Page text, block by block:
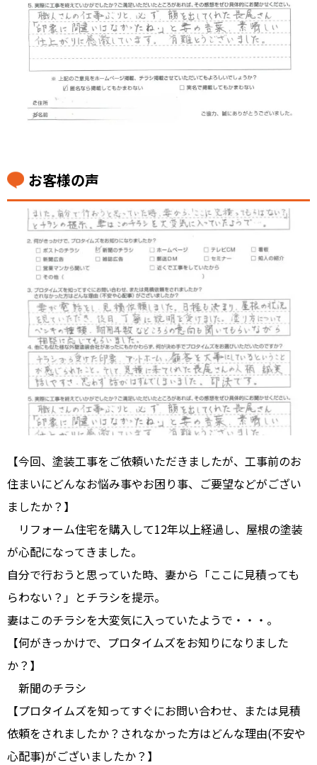
お客様の声
【今回、塗装工事をご依頼いただきましたが、工事前のお
住まいにどんなお悩み事やお困り事、ご要望などがござい
ましたか？】
リフォーム住宅を購入して12年以上経過し、屋根の塗装
が心配になってきました。
自分で行おうと思っていた時、妻から「ここに見積っても
らわない？」とチラシを提示。
妻はこのチラシを大変気に入っていたようで・・・。
【何がきっかけで、プロタイムズをお知りになりました
か？】
新聞のチラシ
【プロタイムズを知ってすぐにお問い合わせ、または見積
依頼をされましたか？されなかった方はどんな理由(不安や
心配事)がございましたか？】